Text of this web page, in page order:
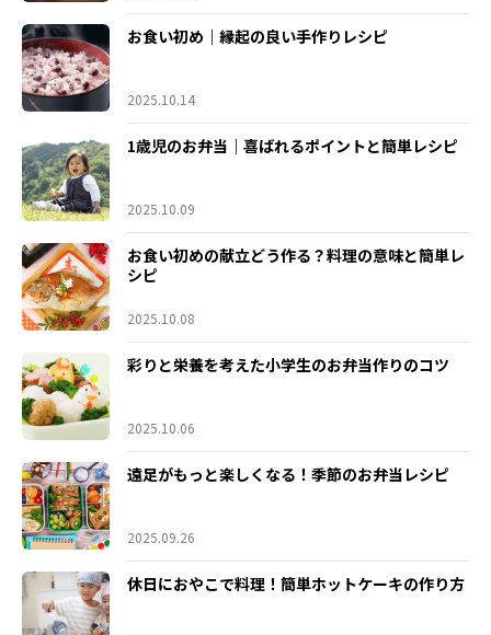
お食い初め｜縁起の良い手作りレシピ
2025.10.14
1歳児のお弁当｜喜ばれるポイントと簡単レシピ
2025.10.09
お食い初めの献立どう作る？料理の意味と簡単レ
シピ
2025.10.08
彩りと栄養を考えた小学生のお弁当作りのコツ
2025.10.06
遠足がもっと楽しくなる！季節のお弁当レシピ
2025.09.26
休日におやこで料理！簡単ホットケーキの作り方